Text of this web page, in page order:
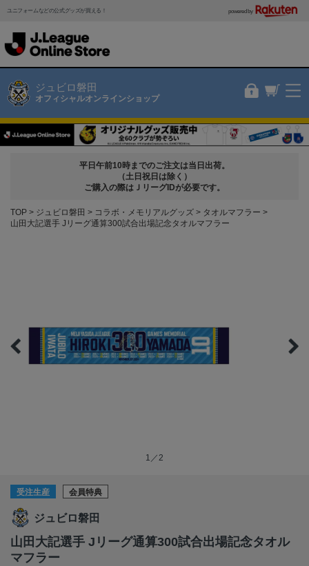
ユニフォームなどの公式グッズが買える！ powered by
ジュビロ磐田
オフィシャルオンラインショップ
平日午前10時までのご注文は当日出荷。
（土日祝日は除く）
ご購入の際はＪリーグIDが必要です。
TOP ジュビロ磐田 コラボ・メモリアルグッズ
タオルマフラー
山田大記選手 Jリーグ通算300試合出場記念タオルマフラー
1／2
受注生産 会員特典
ジュビロ磐田
山田大記選手 Jリーグ通算300試合出場記念タオル
マフラー